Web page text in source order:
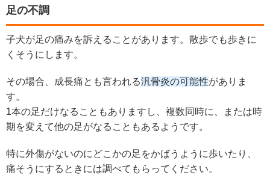
足の不調
子犬が足の痛みを訴えることがあります。散歩でも歩きに
くそうにします。
その場合、成長痛とも言われる汎骨炎の可能性がありま
す。
1本の足だけなることもありますし、複数同時に、または時
期を変えて他の足がなることもあるようです。
特に外傷がないのにどこかの足をかばうように歩いたり、
痛そうにするときには調べてもらってください。